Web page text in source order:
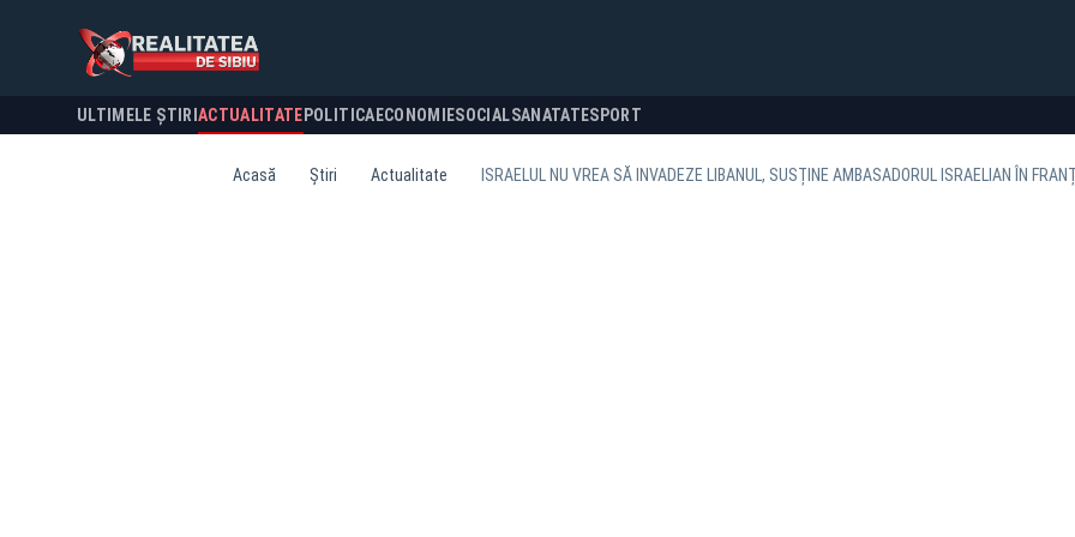
ULTIMELE ȘTIRI ACTUALITATE POLITICA ECONOMIESOCIALSANATATESPORT
Acasă Știri Actualitate ISRAELUL NU VREA SĂ INVADEZE LIBANUL, SUSȚINE AMBASADORUL ISRAELIAN ÎN